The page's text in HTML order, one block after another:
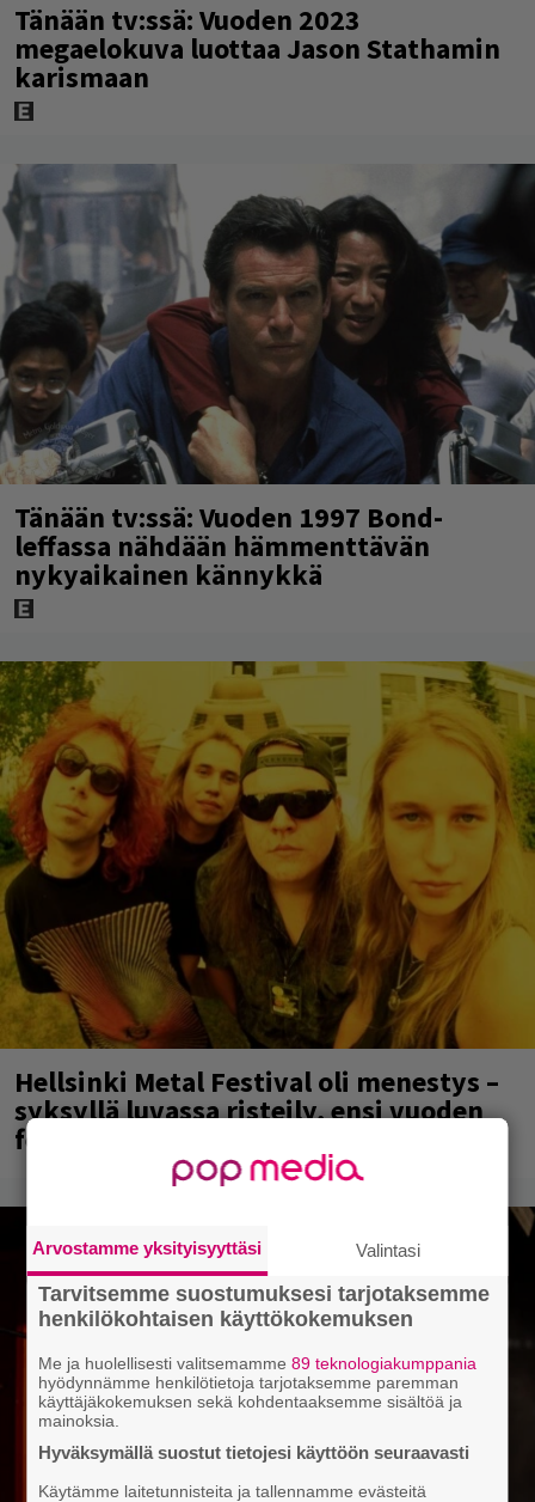
Tänään tv:ssä: Vuoden 2023
megaelokuva luottaa Jason Stathamin
karismaan
Tänään tv:ssä: Vuoden 1997 Bond-
leffassa nähdään hämmenttävän
nykyaikainen kännykkä
Hellsinki Metal Festival oli menestys –
syksyllä luvassa risteily, ensi vuoden
festarien ajankohta selvillä
Arvostamme yksityisyyttäsi Valintasi
Tarvitsemme suostumuksesi tarjotaksemme
henkilökohtaisen käyttökokemuksen
Me ja huolellisesti valitsemamme89 teknologiakumppania
hyödynnämme henkilötietoja tarjotaksemme paremman
käyttäjäkokemuksen sekä kohdentaaksemme sisältöä ja
mainoksia.
Hyväksymällä suostut tietojesi käyttöön seuraavasti
Käytämme laitetunnisteita ja tallennamme evästeitä